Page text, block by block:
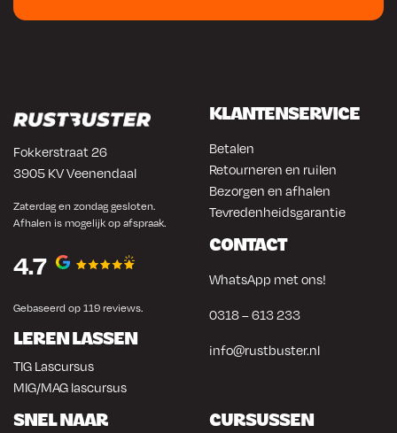
Fokkerstraat 26
3905 KV Veenendaal
Zaterdag en zondag gesloten.
Afhalen is mogelijk op afspraak.
4.7
Gebaseerd op 119 reviews.
LEREN LASSEN
TIG Lascursus
MIG/MAG lascursus
KLANTENSERVICE
Betalen
Retourneren en ruilen
Bezorgen en afhalen
Tevredenheidsgarantie
CONTACT
WhatsApp met ons!
0318 – 613 233
info@rustbuster.nl
SNEL NAAR CURSUSSEN